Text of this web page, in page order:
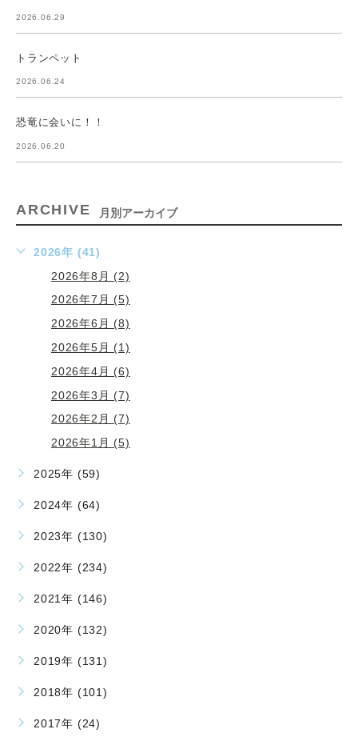
2026.06.29
トランペット
2026.06.24
恐竜に会いに！！
2026.06.20
ARCHIVE 月別アーカイブ
2026年 (41)
2026年8月 (2)
2026年7月 (5)
2026年6月 (8)
2026年5月 (1)
2026年4月 (6)
2026年3月 (7)
2026年2月 (7)
2026年1月 (5)
2025年 (59)
2024年 (64)
2023年 (130)
2022年 (234)
2021年 (146)
2020年 (132)
2019年 (131)
2018年 (101)
2017年 (24)